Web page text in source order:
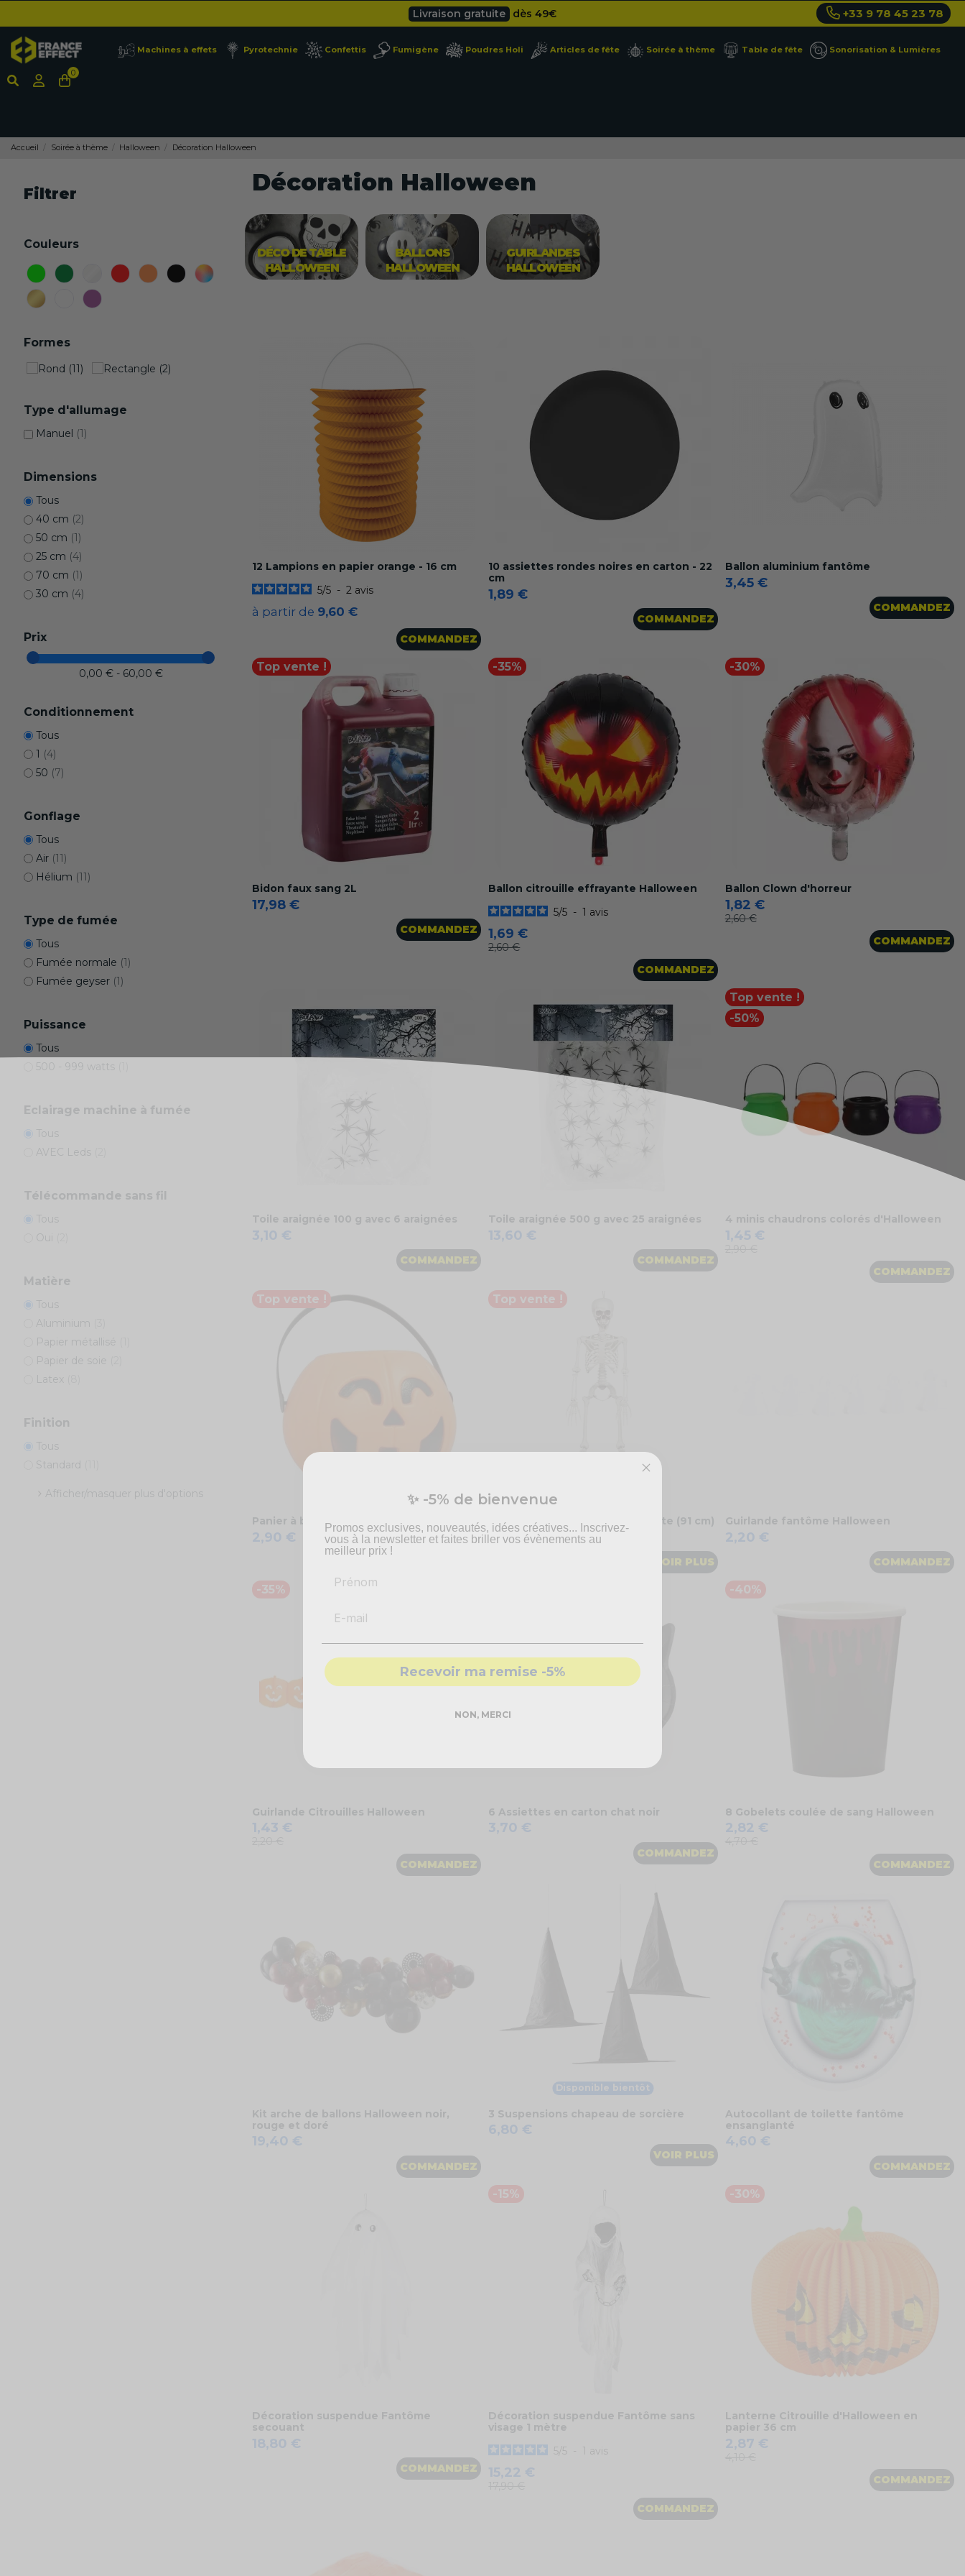
Besoin d'un devis pro ?
Cliquez ici
dès 49
+33 9 78 45 23 78
Machines à effets Pyrotechnie Confettis Fumigène Poudres Holi Articles de fête Soirée à thème Table de fête Sonorisation & Lumières
0
Accueil Soirée à thème Halloween Décoration Halloween
Filtrer
Couleurs
Formes
Type d'allumage
Manuel (1)
Dimensions
Tous
40 cm (2)
50 cm (1)
25 cm (4)
70 cm (1)
30 cm (4)
Prix
0,00 € - 60,00 €
Conditionnement
Tous
1 (4)
50 (7)
Gonflage
Tous
Air (11)
Hélium (11)
Type de fumée
Tous
Fumée normale (1)
Fumée geyser (1)
Puissance
Tous
500 - 999 watts
Eclairage machine à fumée
Tous
AVEC Leds
Télécommande sans fil
Tous
Oui
Matière
Tous
Aluminium
Papier métallisé
Papier de soie
Latex
Finition
Tous
Standard
Afficher/masquer plus d'options
Décoration Halloween
DÉCO DE TABLE
HALLOWEEN
BALLONS
HALLOWEEN
GUIRLANDES
HALLOWEEN
12 Lampions en papier orange - 16 cm
5/5 - 2 avis
à partir de 9,60 €
COMMANDEZ
10 assiettes rondes noires en carton - 22
cm
1,89 €
COMMANDEZ
Ballon aluminium fantôme
3,45 €
COMMANDEZ
Top vente !
Bidon faux sang 2L
17,98 €
COMMANDEZ
-35%
Ballon citrouille effrayante Halloween
5/5 - 1 avis
1,69 €
2,60 €
COMMANDEZ
-30%
Ballon Clown d'horreur
1,82 €
2,60 €
COMMANDEZ
Toile araignée 100 g avec 6 araignées
3,10 €
COMMANDEZ
Toile araignée 500 g avec 25 araignées
13,60 €
COMMANDEZ
Top vente !
-50%
4 minis chaudrons colorés d'Halloween
1,45 €
COMMANDEZ
Top vente !
Panier à bonbon citrouille d'Halloween
2,90 €
Top vente !
Disponible bientôt
Décoration suspendue Squelette (91 cm)
23,40 €
VOIR PLUS
Guirlande fantôme Halloween
2,20 €
COMMANDEZ
-35%
Guirlande Citrouilles Halloween
1,43 €
COMMANDEZ
6 Assiettes en carton chat noir
3,70 €
COMMANDEZ
-40%
8 Gobelets coulée de sang Halloween
2,82 €
COMMANDEZ
Kit arche de ballons Halloween noir,
rouge et doré
19,40 €
COMMANDEZ
Disponible bientôt
3 Suspensions chapeau de sorcière
6,80 €
VOIR PLUS
Autocollant de toilette fantôme
ensanglanté
4,60 €
COMMANDEZ
Décoration suspendue Fantôme
secouant
18,80 €
COMMANDEZ
-15%
Décoration suspendue Fantôme sans
visage 1 mètre
5 5 - 1 avis
15,22 €
COMMANDEZ
-30%
Lanterne Citrouille d'Halloween en
papier 36 cm
2,87 €
COMMANDEZ
✨ -5% de bienvenue
Promos exclusives, nouveautés, idées créatives... Inscrivez-
vous à la newsletter et faites briller vos évènements au
meilleur prix !
Recevoir ma remise -5%
NON, MERCI